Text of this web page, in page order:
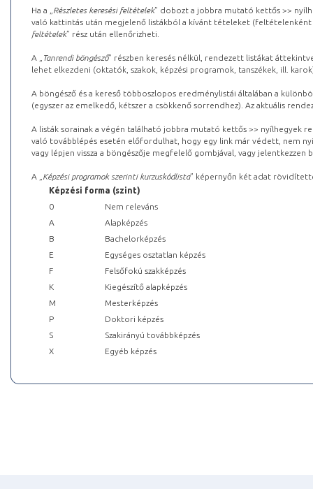
Ha a „ Részletes keresési feltételek” dobozt a jobbra mutató kettős >>
való kattintás után megjelenő listákból a kívánt tételeket (feltételenként
feltételek” rész után ellenőrizheti.
A „ Tanrendi böngésző” részben keresés nélkül, rendezett listákat
lehet elkezdeni (oktatók, szakok, képzési programok, tanszékek, ill.
A böngésző és a kereső többoszlopos eredménylistái általában a
(egyszer az emelkedő, kétszer a csökkenő sorrendhez). Az aktuális
A listák sorainak a végén található jobbra mutató kettős >> nyílhegyek
való továbblépés esetén előfordulhat, hogy egy link már védett, nem
vagy lépjen vissza a böngészője megfelelő gombjával, vagy
A „ Képzési programok szerinti kurzuskódlista” képernyőn két adat
Képzési forma (szint)
0
Nem releváns
A
Alapképzés
B
Bachelorképzés
E
Egységes osztatlan képzés
F
Felsőfokú szakképzés
K
Kiegészítő alapképzés
M
Mesterképzés
P
Doktori képzés
S
Szakirányú továbbképzés
X
Egyéb képzés